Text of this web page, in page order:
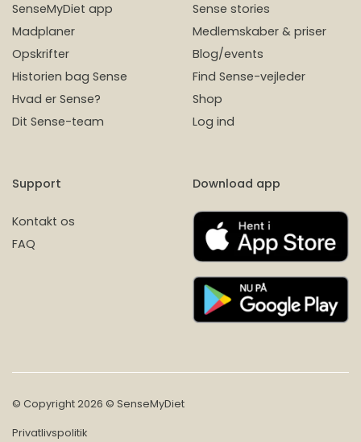
SenseMyDiet app
Madplaner
Opskrifter
Historien bag Sense
Hvad er Sense?
Dit Sense-team
Sense stories
Medlemskaber & priser
Blog/events
Find Sense-vejleder
Shop
Log ind
Support
Kontakt os
FAQ
Download app
© Copyright 2026 © SenseMyDiet
Privatlivspolitik